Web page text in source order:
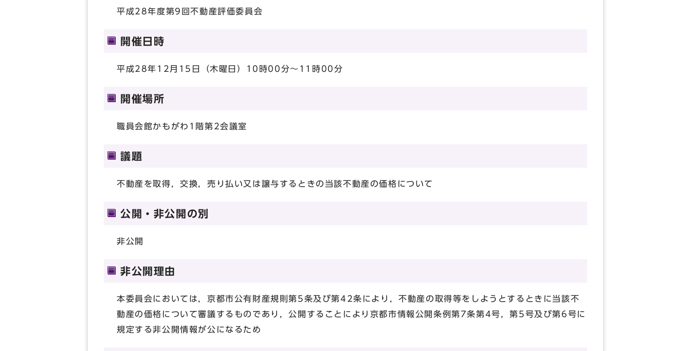
平成28年度第9回不動産評価委員会
開催日時
平成28年12月15日（木曜日）10時00分～11時00分
開催場所
職員会館かもがわ1階第2会議室
議題
不動産を取得，交換，売り払い又は譲与するときの当該不動産の価格について
公開・非公開の別
非公開
非公開理由
本委員会においては，京都市公有財産規則第5条及び第42条により，不動産の取得等をしようとするときに当該不
動産の価格について審議するものであり，公開することにより京都市情報公開条例第7条第4号，第5号及び第6号に
規定する非公開情報が公になるため